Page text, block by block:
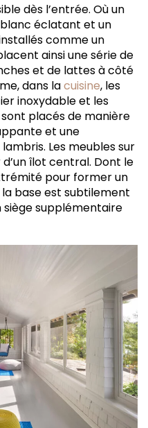
dès l’entrée. Où un
éclatant et un
comme un
ainsi une série de
et de lattes à côté
dans lacuisine, les
inoxydable et les
placés de manière
et une
Les meubles sur
îlot central. Dont le
pour former un
base est subtilement
supplémentaire